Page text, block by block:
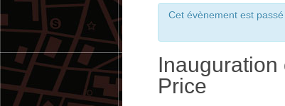
Cet évènement est passé
Price